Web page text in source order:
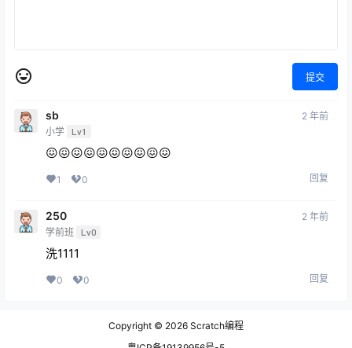
提交
sb
小学 Lv1
2 年前
😖😖😖😖😖😖😖😖😖😖
1 0 回复
250
学前班 Lv0
2 年前
洗1111
0 0 回复
Copyright © 2026 Scratch编程